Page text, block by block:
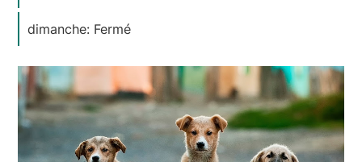
dimanche: Fermé